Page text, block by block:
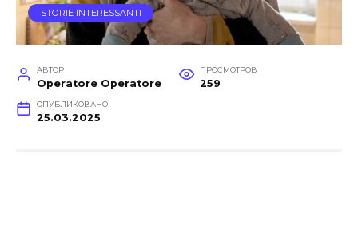
STORIE INTERESSANTI
АВТОР
Operatore Operatore
ПРОСМОТРОВ
259
ОПУБЛИКОВАНО
25.03.2025